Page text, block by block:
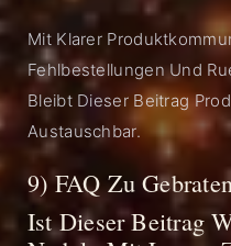
Mit Klarer
Fehlbestellungen Und
Bleibt Dieser Beitrag
Austauschbar.
9) FAQ Zu
Ist Dieser Beitrag